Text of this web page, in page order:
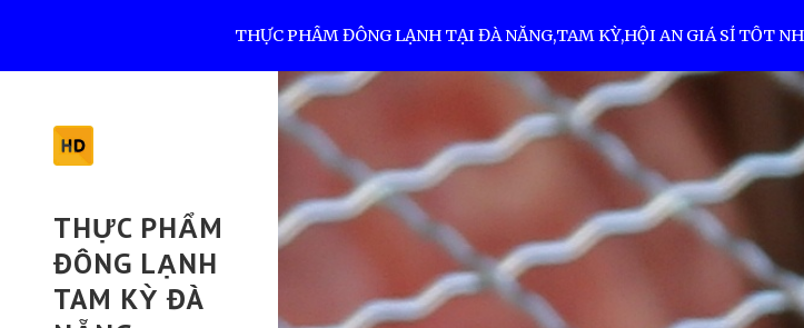
Skip to main content
THỰC PHẨM ĐÔNG LẠNH TẠI ĐÀ NẴNG,TAM KỲ,HỘI AN GIÁ SỈ TỐT
THỰC PHẨM
ĐÔNG LẠNH
TAM KỲ ĐÀ